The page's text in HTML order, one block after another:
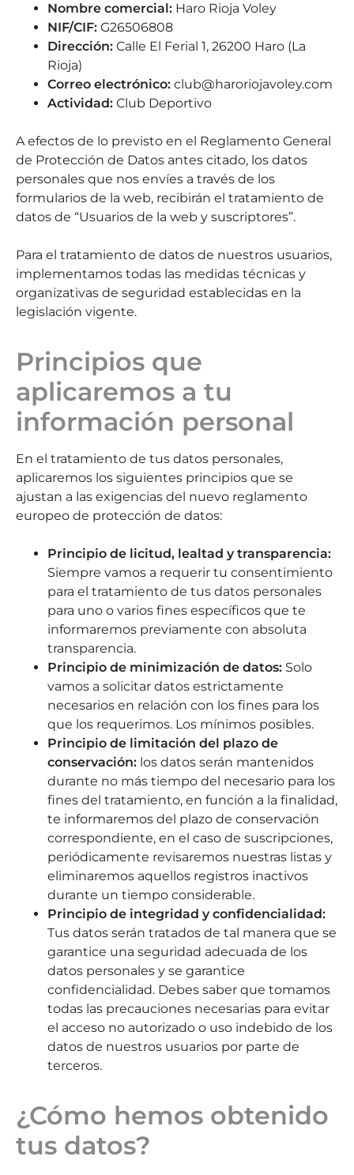
Nombre comercial: Haro Rioja Voley
NIF/CIF: G26506808
Dirección: Calle El Ferial 1, 26200 Haro (La
Rioja)
Correo electrónico: club@haroriojavoley.com
Actividad: Club Deportivo
A efectos de lo previsto en el Reglamento General
de Protección de Datos antes citado, los datos
personales que nos envíes a través de los
formularios de la web, recibirán el tratamiento de
datos de “Usuarios de la web y suscriptores”.
Para el tratamiento de datos de nuestros usuarios,
implementamos todas las medidas técnicas y
organizativas de seguridad establecidas en la
legislación vigente.
Principios que
aplicaremos a tu
información personal
En el tratamiento de tus datos personales,
aplicaremos los siguientes principios que se
ajustan a las exigencias del nuevo reglamento
europeo de protección de datos:
Principio de licitud, lealtad y transparencia:
Siempre vamos a requerir tu consentimiento
para el tratamiento de tus datos personales
para uno o varios fines específicos que te
informaremos previamente con absoluta
transparencia.
Principio de minimización de datos: Solo
vamos a solicitar datos estrictamente
necesarios en relación con los fines para los
que los requerimos. Los mínimos posibles.
Principio de limitación del plazo de
conservación: los datos serán mantenidos
durante no más tiempo del necesario para los
fines del tratamiento, en función a la finalidad,
te informaremos del plazo de conservación
correspondiente, en el caso de suscripciones,
periódicamente revisaremos nuestras listas y
eliminaremos aquellos registros inactivos
durante un tiempo considerable.
Principio de integridad y confidencialidad:
Tus datos serán tratados de tal manera que se
garantice una seguridad adecuada de los
datos personales y se garantice
confidencialidad. Debes saber que tomamos
todas las precauciones necesarias para evitar
el acceso no autorizado o uso indebido de los
datos de nuestros usuarios por parte de
terceros.
¿Cómo hemos obtenido
tus datos?